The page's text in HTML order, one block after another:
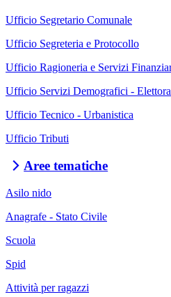
Ufficio Segretario Comunale
Ufficio Segreteria e Protocollo
Ufficio Ragioneria e Servizi
Ufficio Servizi Demografici -
Ufficio Tecnico - Urbanistica
Ufficio Tributi
Aree tematiche
Asilo nido
Anagrafe - Stato Civile
Scuola
Spid
Attività per ragazzi